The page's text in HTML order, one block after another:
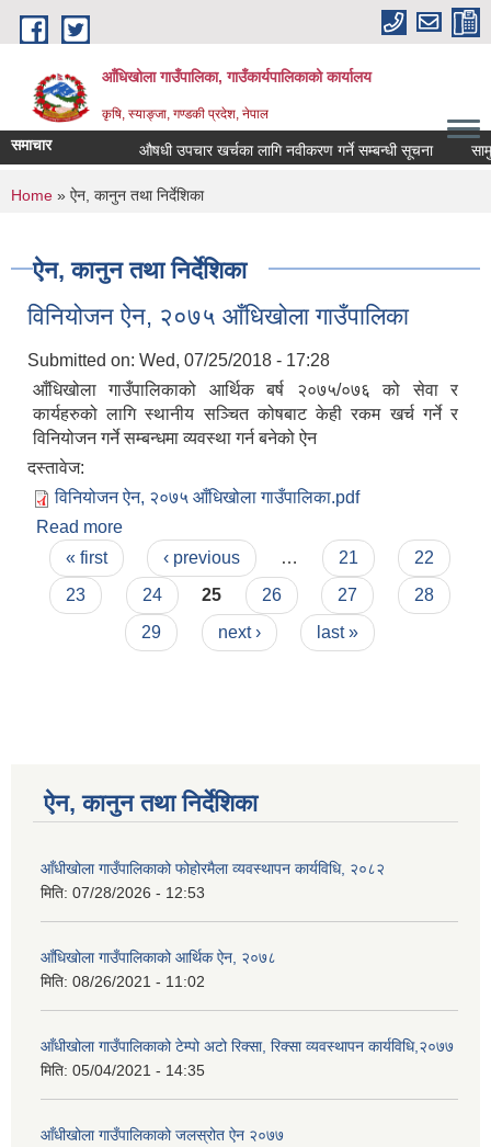
Skip to main content
आँधिखोला गाउँपालिका, गाउँकार्यपालिकाको कार्यालय
कृषि, स्याङ्जा, गण्डकी प्रदेश, नेपाल
समाचार औषधी उपचार खर्चका लागि नवीकरण गर्ने सम्बन्धी सूचना
You are here
Home » ऐन, कानुन तथा निर्देशिका
ऐन, कानुन तथा निर्देशिका
विनियोजन ऐन, २०७५ आँधिखोला गाउँपालिका
Submitted on: Wed, 07/25/2018 - 17:28
आँधिखोला गाउँपालिकाको आर्थिक बर्ष २०७५/०७६ को सेवा र
कार्यहरुको लागि स्थानीय सञ्चित कोषबाट केही रकम खर्च गर्ने र
विनियोजन गर्ने सम्बन्धमा व्यवस्था गर्न बनेको ऐन
दस्तावेज:
विनियोजन ऐन, २०७५ आँधिखोला गाउँपालिका.pdf
Read more
Pages
« first ‹ previous … 21
22
23
24 25 26 27
28
29
next › last »
ऐन, कानुन तथा निर्देशिका
आँधीखोला गाउँपालिकाको फोहोरमैला व्यवस्थापन कार्यविधि, २०८२
मिति: 07/28/2026 - 12:53
आँधिखोला गाउँपालिकाको आर्थिक ऐन, २०७८
मिति: 08/26/2021 - 11:02
आँधीखोला गाउँपालिकाको टेम्पो अटो रिक्सा, रिक्सा व्यवस्थापन कार्यविधि,२०७७
मिति: 05/04/2021 - 14:35
आँधीखोला गाउँपालिकाको जलस्रोत ऐन २०७७